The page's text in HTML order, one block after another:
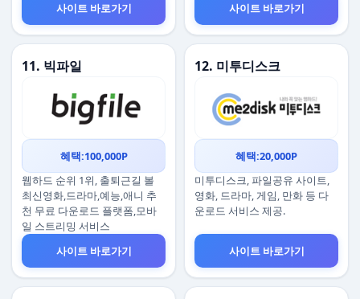
사이트 바로가기
사이트 바로가기
11. 빅파일
혜택:100,000P
웹하드 순위 1위, 출퇴근길 볼
최신영화,드라마,예능,애니 추
천 무료 다운로드 플랫폼,모바
일 스트리밍 서비스
사이트 바로가기
12. 미투디스크
혜택:20,000P
미투디스크, 파일공유 사이트,
영화, 드라마, 게임, 만화 등 다
운로드 서비스 제공.
사이트 바로가기